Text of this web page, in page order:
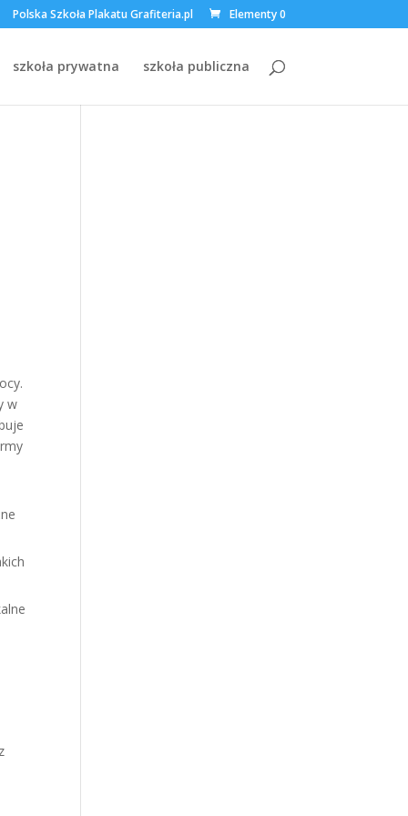
Polska Szkoła Plakatu Grafiteria.pl Elementy 0
szkoła prywatna szkoła publiczna
w